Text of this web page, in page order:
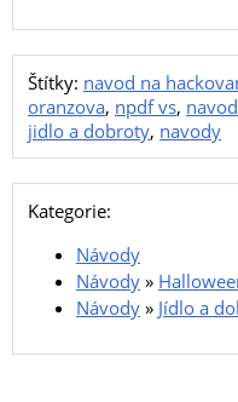
Štítky: navod na
oranzova, npdf vs,
jidlo a dobroty, navody
Kategorie:
Návody
Návody »
Návody » Jídlo a